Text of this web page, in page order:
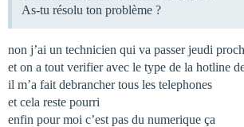
As-tu résolu ton problème ?
non j’ai un technicien qui va passer jeudi
et on a tout verifier avec le type de la hotline
il m’a fait debrancher tous les telephones
et cela reste pourri
enfin pour moi c’est pas du numerique ça